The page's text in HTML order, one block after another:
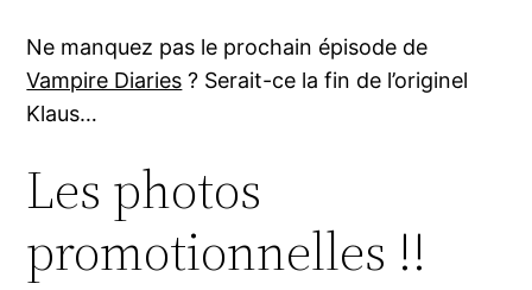
Ne manquez pas le prochain épisode de
Vampire Diaries ? Serait-ce la fin de l’originel
Klaus…
Les photos
promotionnelles !!